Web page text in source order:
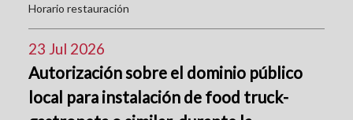
Horario restauración
23 Jul 2026
Autorización sobre el dominio público
local para instalación de food truck-